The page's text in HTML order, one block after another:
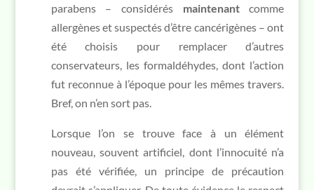
parabens – considérés maintenantcomme
allergènes et suspectés d’être cancérigènes – ont
été choisis pour remplacer d’autres
conservateurs, les formaldéhydes, dont l’action
fut reconnue à l’époque pour les mêmes travers.
Bref, on n’en sort pas.
Lorsque l’on se trouve face à un élément
nouveau, souvent artificiel, dont l’innocuité n’a
pas été vérifiée, un principe de précaution